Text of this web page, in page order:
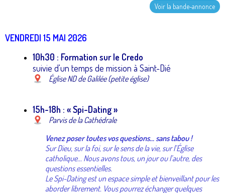
Voir la bande-annonce
VENDREDI 15 MAI 2026
10h30 : Formation sur le Credo
suivie d'un temps de mission à Saint-Dié
Église ND de Galilée (petite église)
15h-18h : « Spi-Dating »
Parvis de la Cathédrale
Venez poser toutes vos questions... sans tabou !
Sur Dieu, sur la foi, sur le sens de la vie, sur l’Église
catholique... Nous avons tous, un jour ou l’autre, des
questions essentielles.
Le Spi-Dating est un espace simple et bienveillant pour les
aborder librement. Vous pourrez échanger quelques